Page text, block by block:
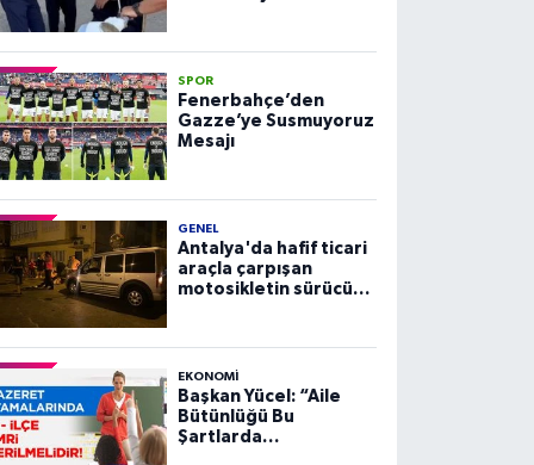
SPOR
Fenerbahçe’den
Gazze’ye Susmuyoruz
Mesajı
GENEL
Antalya'da hafif ticari
araçla çarpışan
motosikletin sürücüsü
EKONOMI
Başkan Yücel: “Aile
Bütünlüğü Bu
Şartlarda